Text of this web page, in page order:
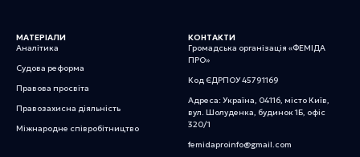
МАТЕРІАЛИ
Аналітика
Судова реформа
Правова просвіта
Правозахисна діяльність
Міжнародне співробітництво
КОНТАКТИ
Громадська організація «ФЕМІДА
ПРО»
Код ЄДРПОУ 45791169
Адреса: Україна, 04116, місто Київ,
вул. Шолуденка, будинок 1Б, офіс
320/1
femidaproinfo@gmail.com